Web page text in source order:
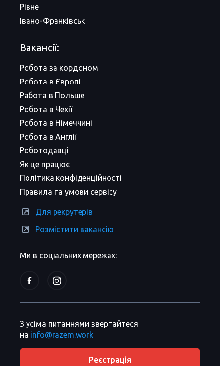
Ми в соціальних мережах:
Рівне
Івано-Франківськ
Вакансії:
Робота за кордоном
Робота в Європі
Работа в Польше
Робота в Чехії
Робота в Німеччині
Робота в Англії
Роботодавці
Як це працює
Політика конфіденційності
Правила та умови сервісу
Для рекрутерів
Розмістити вакансію
З усіма питаннями звертайтеся
на info@razem.work
Реєстрація